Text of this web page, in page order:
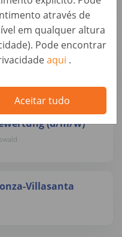
através de
em qualquer altura
Pode encontrar
aqui .
Aceitar tudo
(B2B)
(d/m/w)
Villasanta